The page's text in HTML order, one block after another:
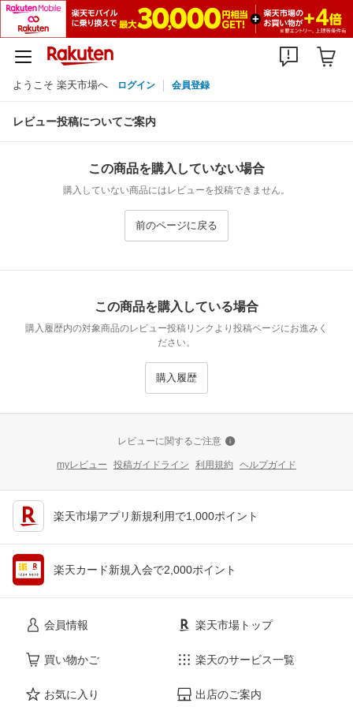
ようこそ 楽天市場へ ログイン 会員登録
レビュー投稿についてご案内
この商品を購入していない場合
購入していない商品にはレビューを投稿できません。
前のページに戻る
この商品を購入している場合
購入履歴内の対象商品のレビュー投稿リンクより投稿ページにお進みく
ださい。
購入履歴
レビューに関するご注意
myレビュー 投稿ガイドライン 利用規約 ヘルプガイド
楽天市場アプリ新規利用で1,000ポイント
楽天カード新規入会で2,000ポイント
会員情報
買い物かご
お気に入り
楽天市場トップ
楽天のサービス一覧
出店のご案内